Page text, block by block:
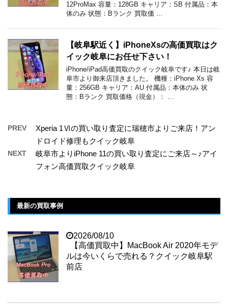
12ProMax 容量：128GB キャリア：SB 付属品：本
体のみ 状態：Bランク 買取価 …
【岐阜駅近く】iPhoneXsの高価買取はク
イック岐阜にお任せ下さい！
iPhone/iPad高価買取のクイック岐阜です♪ 本日は岐
阜市より御来店頂きました。 機種：iPhone Xs 容
量：256GB キャリア：AU 付属品：本体のみ 状
態：Bランク 買取価格（現金）： …
PREV
Xperia 1Ⅵの買い取り査定に瑞穂市よりご来店！アン
ドロイド修理もクイック岐阜
NEXT
岐阜市よりiPhone 11の買い取り査定にご来店～♪アイ
フォン高価買取クイック岐阜
最新の買取事例
2026/08/10
【高価買取中】MacBook Air 2020年モデ
ルは今いくらで売れる？クイック岐阜駅
前店